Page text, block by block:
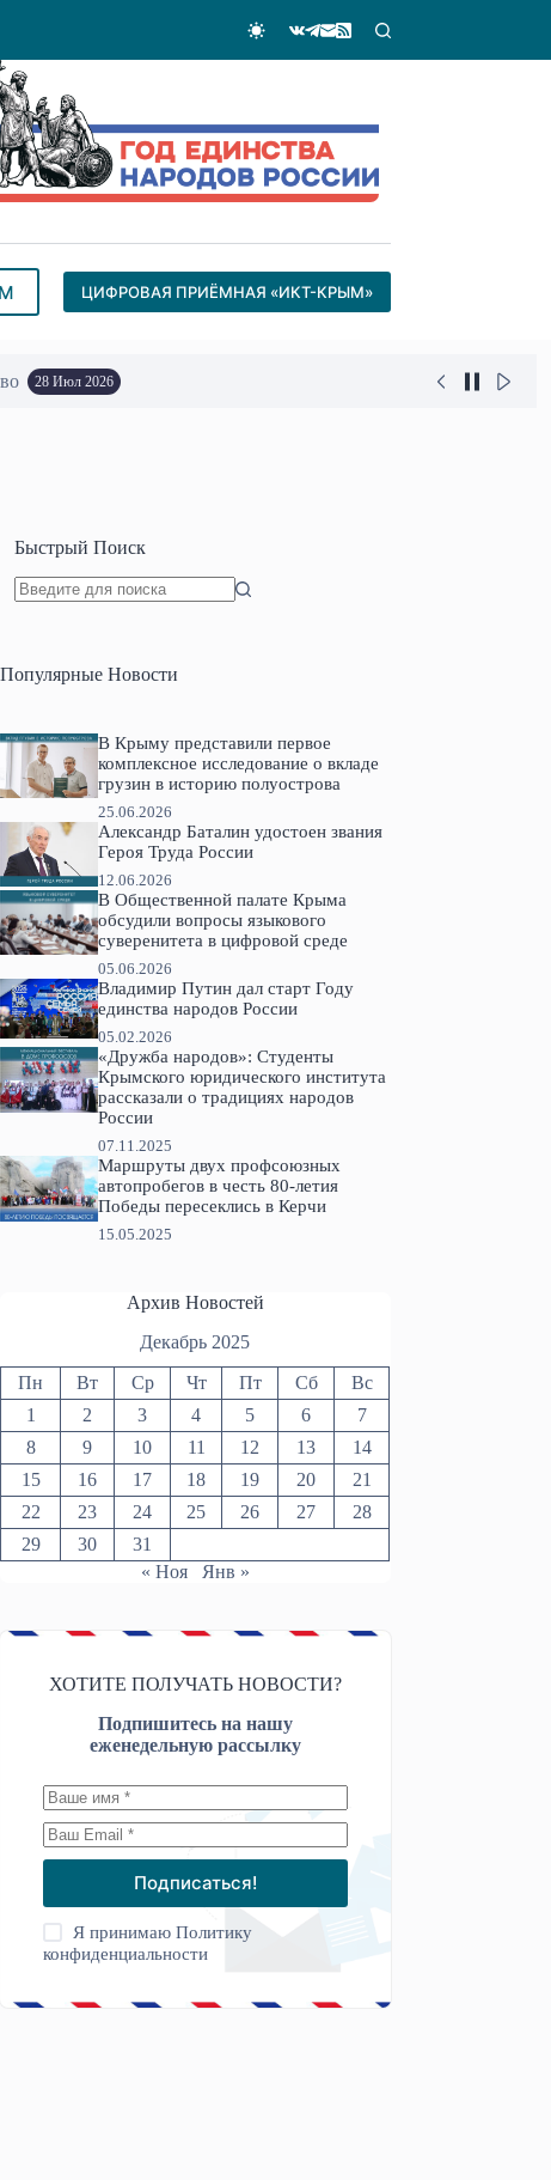
ЦИФРОВАЯ ПРИЁМНАЯ «ИКТ-КРЫМ»
28 Июл 2026
Быстрый Поиск
Популярные Новости
В Крыму представили первое
комплексное исследование о вкладе
грузин в историю полуострова
25.06.2026
Александр Баталин удостоен звания
Героя Труда России
12.06.2026
В Общественной палате Крыма
обсудили вопросы языкового
суверенитета в цифровой среде
05.06.2026
Владимир Путин дал старт Году
единства народов России
05.02.2026
«Дружба народов»: Студенты
Крымского юридического института
рассказали о традициях народов
России
07.11.2025
Маршруты двух профсоюзных
автопробегов в честь 80-летия
Победы пересеклись в Керчи
15.05.2025
Архив Новостей
Декабрь 2025
Пн Вт Ср Чт Пт Сб
Вс
1
2 3 4 5 6
7
8
9 10 11 12 13
14
15
16 17 18 19 20
21
22
23 24 25 26 27
28
29
30
31
« Ноя
Янв »
ХОТИТЕ ПОЛУЧАТЬ НОВОСТИ?
Подпишитесь на нашу
еженедельную рассылку
Подписаться!
Я принимаюПолитику
конфиденциальности